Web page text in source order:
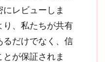
レビューしま
り、私たちが共有
るだけでなく、信
が保証されま